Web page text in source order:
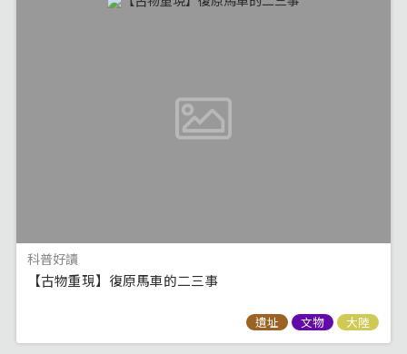
科普好讀
【古物重現】復原馬車的二三事
遺址 文物 大陸